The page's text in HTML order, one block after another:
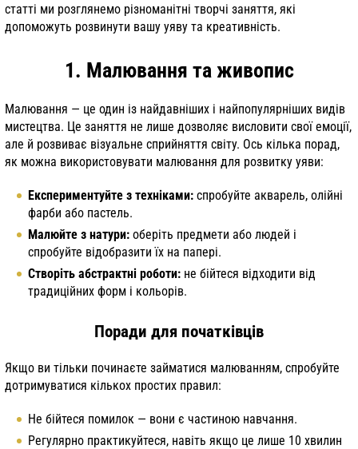
статті ми розглянемо різноманітні творчі заняття, які
допоможуть розвинути вашу уяву та креативність.
1. Малювання та живопис
Малювання — це один із найдавніших і найпопулярніших видів
мистецтва. Це заняття не лише дозволяє висловити свої емоції,
але й розвиває візуальне сприйняття світу. Ось кілька порад,
як можна використовувати малювання для розвитку уяви:
Експериментуйте з техніками: спробуйте акварель, олійні
фарби або пастель.
Малюйте з натури: оберіть предмети або людей і
спробуйте відобразити їх на папері.
Створіть абстрактні роботи: не бійтеся відходити від
традиційних форм і кольорів.
Поради для початківців
Якщо ви тільки починаєте займатися малюванням, спробуйте
дотримуватися кількох простих правил:
Не бійтеся помилок — вони є частиною навчання.
Регулярно практикуйтеся, навіть якщо це лише 10 хвилин